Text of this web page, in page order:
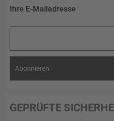
Ihre E-Mailadresse
Abonnieren
GEPRÜFTE